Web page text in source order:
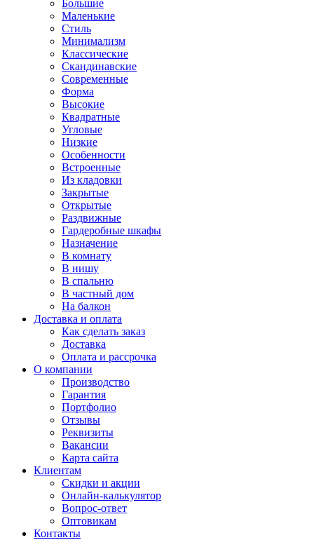
Большие
Маленькие
Стиль
Минимализм
Классические
Скандинавские
Современные
Форма
Высокие
Квадратные
Угловые
Низкие
Особенности
Встроенные
Из кладовки
Закрытые
Открытые
Раздвижные
Гардеробные шкафы
Назначение
В комнату
В нишу
В спальню
В частный дом
На балкон
Доставка и оплата
Как сделать заказ
Доставка
Оплата и рассрочка
О компании
Производство
Гарантия
Портфолио
Отзывы
Реквизиты
Вакансии
Карта сайта
Клиентам
Скидки и акции
Онлайн-калькулятор
Вопрос-ответ
Оптовикам
Контакты